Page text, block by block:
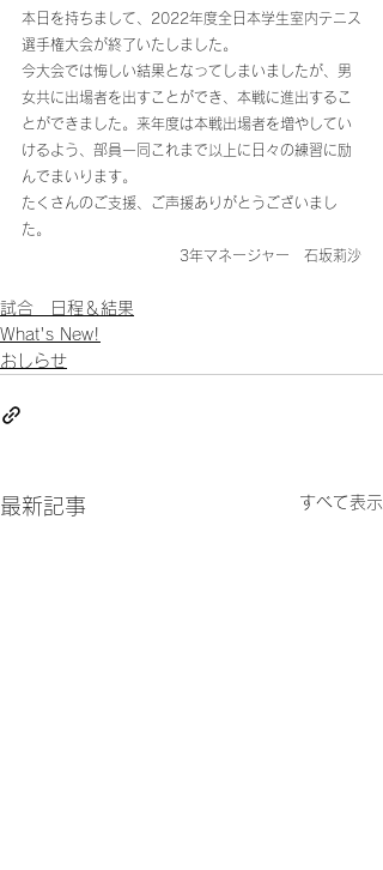
本日を持ちまして、2022年度全日本学生室内テニス
選手権大会が終了いたしました。
今大会では悔しい結果となってしまいましたが、男
女共に出場者を出すことができ、本戦に進出するこ
とができました。来年度は本戦出場者を増やしてい
けるよう、部員一同これまで以上に日々の練習に励
んでまいります。
たくさんのご支援、ご声援ありがとうございまし
た。
3年マネージャー　石坂莉沙
試合 日程＆結果
What's New!
おしらせ
最新記事 すべて表示